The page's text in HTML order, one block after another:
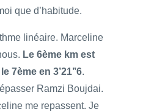
que d’habitude.
linéaire. Marceline
Le 6ème km est
7ème en 3’21’’6.
Ramzi Boujdai.
me repassent. Je